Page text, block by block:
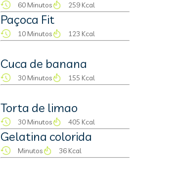
60 Minutos 259 Kcal
Paçoca Fit
10 Minutos 123 Kcal
Cuca de banana
30 Minutos 155 Kcal
Torta de limao
30 Minutos 405 Kcal
Gelatina colorida
Minutos 36 Kcal